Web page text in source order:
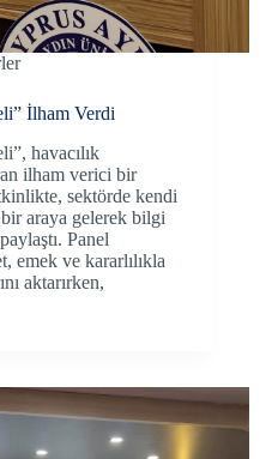
İlham Verdi
havacılık
ilham verici bir
sektörde kendi
bir araya gelerek bilgi
Panel
emek ve kararlılıkla
aktarırken,